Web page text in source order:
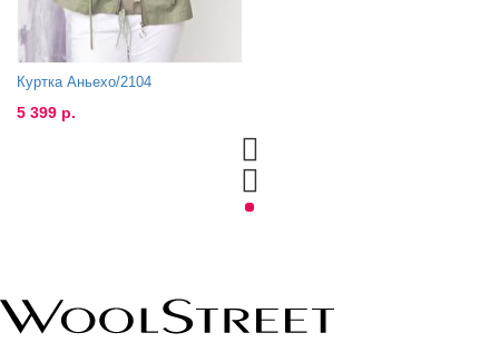
Куртка Аньехо/2104
5 399 р.